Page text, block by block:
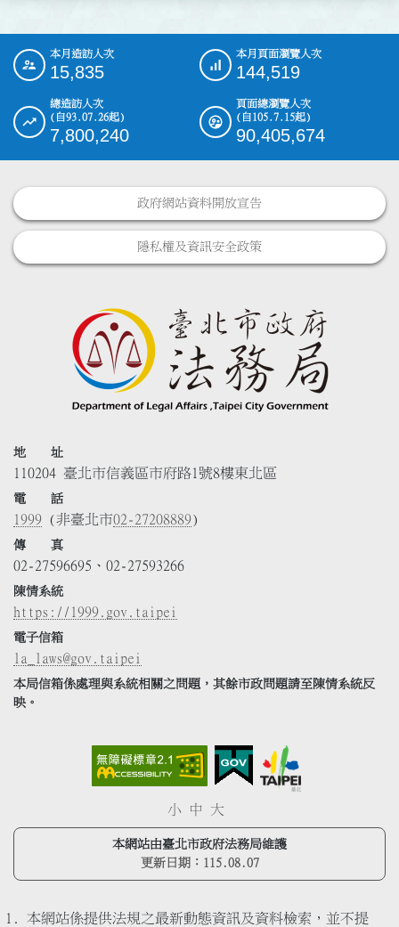
::: 本月造訪人次
15,835
本月頁面瀏覽人次
144,519
總造訪人次
(自93.07.26起)
7,800,240
頁面總瀏覽人次
(自105.7.15起)
90,405,674
政府網站資料開放宣告
隱私權及資訊安全政策
地 址
110204 臺北市信義區市府路1號8樓東北區
電 話
1999 (非臺北市02-27208889)
傳 真
02-27596695、02-27593266
陳情系統
https://1999.gov.taipei
電子信箱
la_laws@gov.taipei
本局信箱係處理與系統相關之問題，其餘市政問題請至陳情系統反
映。
小 中 大
本網站由臺北市政府法務局維護
更新日期： 115.08.07
本網站係提供法規之最新動態資訊及資料檢索，並不提